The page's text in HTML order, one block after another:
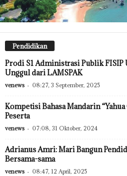
Pendidikan
Prodi S1 Administrasi Publik
Unggul dari LAMSPAK
venews - 08:27, 3 September, 2025
Kompetisi Bahasa Mandarin
Peserta
venews - 07:08, 31 Oktober, 2024
Adrianus Amri: Mari Bangun
Bersama-sama
venews - 08:47, 12 April, 2025